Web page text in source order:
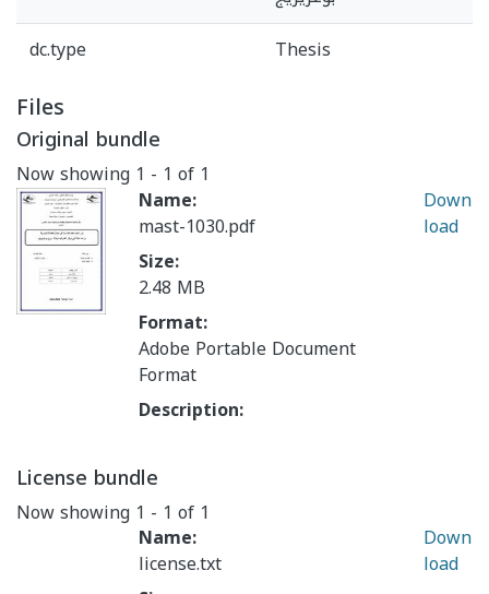
dc.type
Thesis
Files
Original bundle
Now showing 1 - 1 of 1
Name:
mast-1030.pdf
Size:
2.48 MB
Format:
Adobe Portable Document
Format
Description:
Down
load
License bundle
Now showing 1 - 1 of 1
Name:
license.txt
Down
load